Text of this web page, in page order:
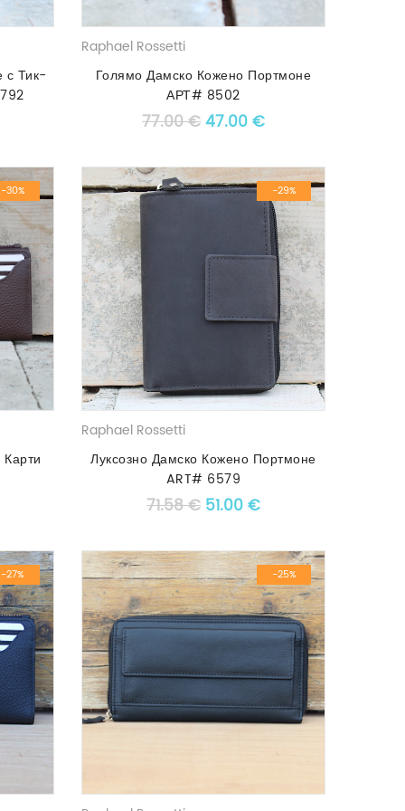
с Тик-
was: 47.00 €.
цена е: 30.00 €.
Raphael Rossetti
Голямо Дамско Кожено Портмоне
АРТ# 8502
77.00€Original price was: 77.00
47.00€Текущата цена е:
-30%
was: 71.00 €.
цена е: 50.00 €.
-29%
Raphael Rossetti
Луксозно Дамско Кожено Портмоне
ART# 6579
71.58€ Original price was: 71.58
51.00€Текущата цена е:
-27% -25%